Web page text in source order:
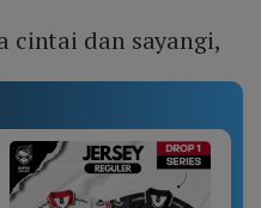
cintai dan sayangi,